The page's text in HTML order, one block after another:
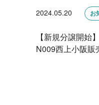
2024.05.20 お
【新規分譲開始
N009西上小阪販